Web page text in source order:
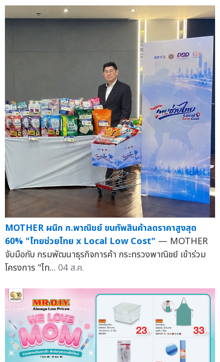
MOTHER ผนึก ก.พาณิชย์ ขนทัพสินค้าลดราคาสูงสุด
60% "ไทยช่วยไทย x Local Low Cost" — MOTHER
จับมือกับ กรมพัฒนาธุรกิจการค้า กระทรวงพาณิชย์ เข้าร่วม
โครงการ "ไท... 04 ส.ค.